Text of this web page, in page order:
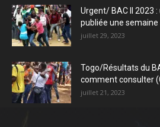
Urgent/ BAC II 2023
publiée une semaine
juillet 29, 2023
Togo/Résultats du
comment consulter
juillet 21, 2023